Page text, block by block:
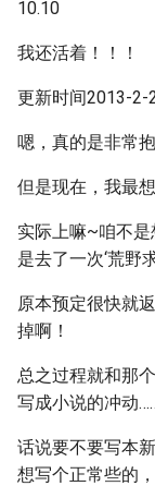
10.10
我还活着！！！
更新时间2013-2-
嗯，真的是非常
但是现在，我最
实际上嘛~咱不
是去了一次‘荒野
原本预定很快就
掉啊！
总之过程就和那
写成小说的冲动
话说要不要写本
想写个正常些的